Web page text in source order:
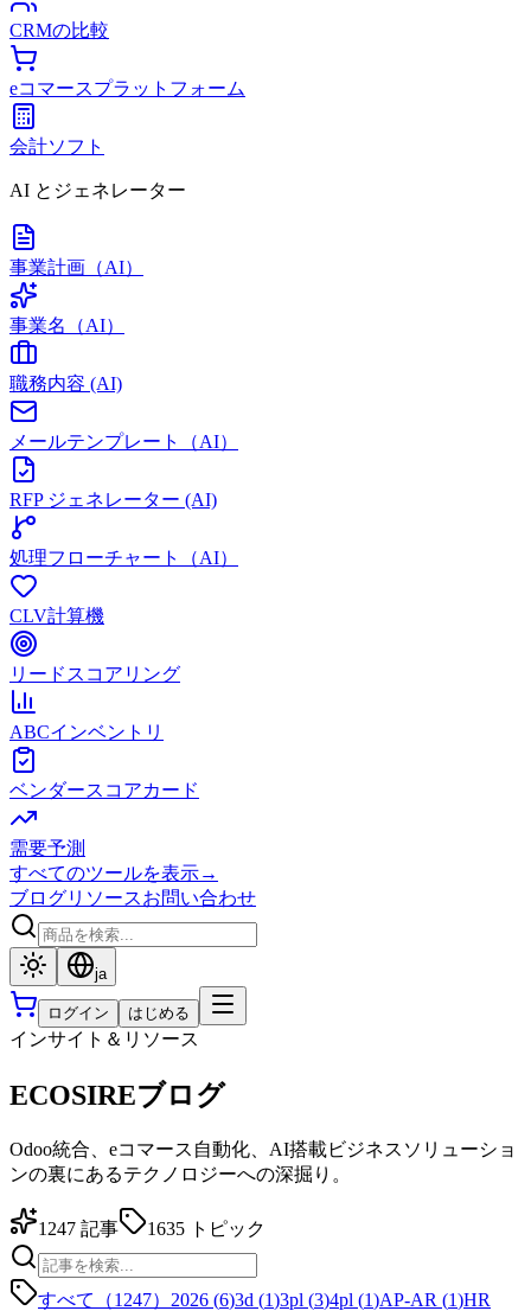
CRMの比較
eコマースプラットフォーム
会計ソフト
AI とジェネレーター
事業計画（AI）
事業名（AI）
職務内容 (AI)
メールテンプレート（AI）
RFP ジェネレーター (AI)
処理フローチャート（AI）
CLV計算機
リードスコアリング
ABCインベントリ
ベンダースコアカード
需要予測
すべてのツールを表示→
ブログリソースお問い合わせ
ja
ログイン はじめる
インサイト＆リソース
ECOSIREブログ
Odoo統合、eコマース自動化、AI搭載ビジネスソリューショ
ンの裏にあるテクノロジーへの深掘り。
1247 記事 1635 トピック
すべて（1247） 2026 (6)3d (1)3pl (3)4pl (1)AP-AR (1)HR